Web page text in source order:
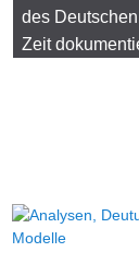
des
Zeit